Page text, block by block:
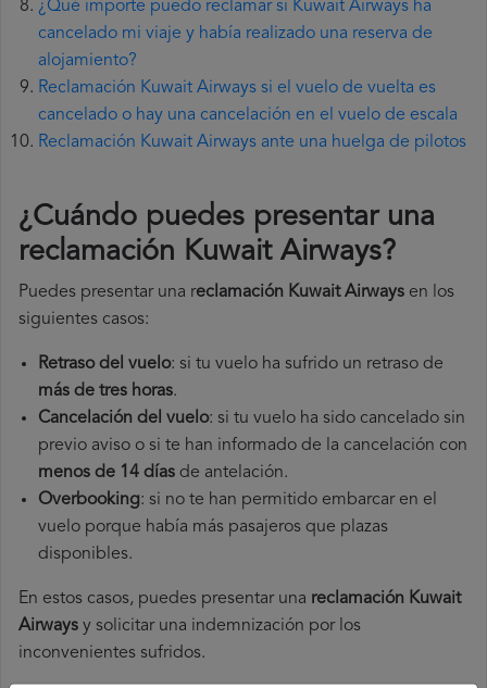
¿Qué importe puedo reclamar si Kuwait Airways ha
cancelado mi viaje y había realizado una reserva de
alojamiento?
Reclamación Kuwait Airways si el vuelo de vuelta es
cancelado o hay una cancelación en el vuelo de escala
Reclamación Kuwait Airways ante una huelga de pilotos
¿Cuándo puedes presentar una
reclamación Kuwait Airways?
Puedes presentar una reclamación Kuwait Airways en los
siguientes casos:
Retraso del vuelo: si tu vuelo ha sufrido un retraso de
más de tres horas.
Cancelación del vuelo: si tu vuelo ha sido cancelado sin
previo aviso o si te han informado de la cancelación con
menos de 14 días de antelación.
Overbooking: si no te han permitido embarcar en el
vuelo porque había más pasajeros que plazas
disponibles.
En estos casos, puedes presentar una reclamación Kuwait
Airways​ y solicitar una indemnización por los
inconvenientes sufridos.